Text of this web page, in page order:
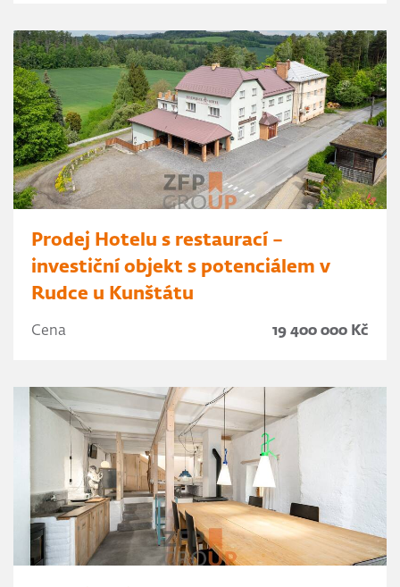
Prodej Hotelu s restaurací –
investiční objekt s potenciálem v
Rudce u Kunštátu
Cena 19 400 000 Kč